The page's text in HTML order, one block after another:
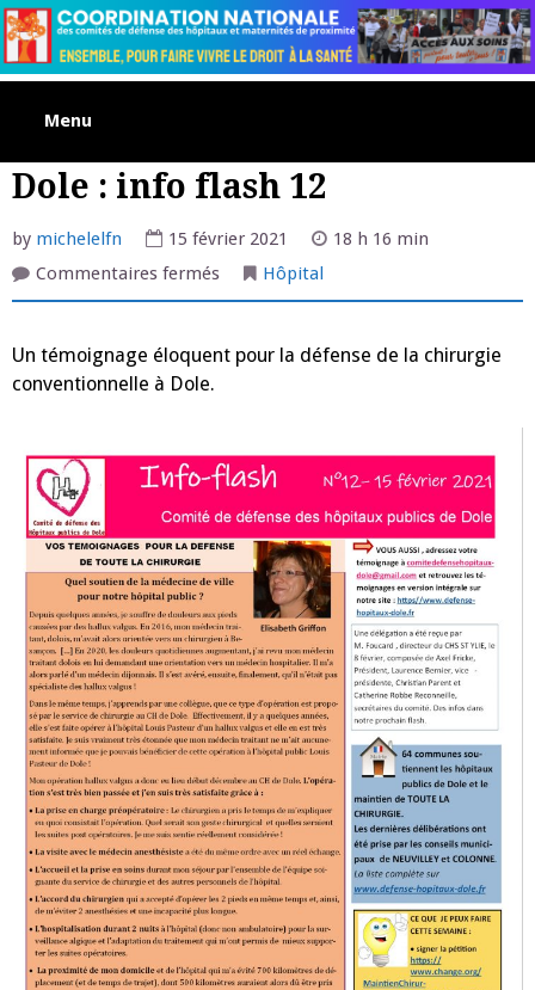
Skip
to
content
Menu
Dole : info flash 12
by michelelfn 15 février 2021
18 h 16 min
Commentaires ferméssur
:
12
Hôpital
Un témoignage éloquent pour la défense de la chirurgie
conventionnelle à Dole.